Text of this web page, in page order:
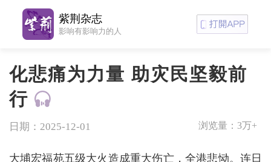
化悲痛为力量 助灾民坚毅前
行
日期：2025-12-01 浏览量： 3万+
大埔宏福苑五级大火造成重大伤亡，全港悲恸。连日
紫荆杂志
影响有影响力的人